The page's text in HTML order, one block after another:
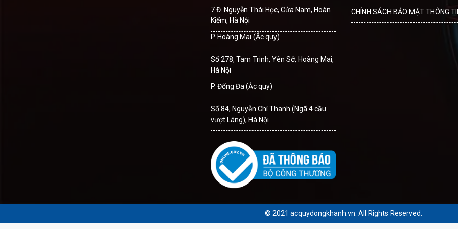
7 Đ. Nguyễn Thái Học, Cửa Nam, Hoàn
Kiếm, Hà Nội
P. Hoàng Mai (Ắc quy)
Số 278, Tam Trinh, Yên Sở, Hoàng Mai,
Hà Nội
P. Đống Đa (Ắc quy)
Số 84, Nguyễn Chí Thanh (Ngã 4 cầu
vượt Láng), Hà Nội
CHÍNH SÁCH BẢO MẬT THÔNG
© 2021 acquydongkhanh.vn. All Rights Reserved.